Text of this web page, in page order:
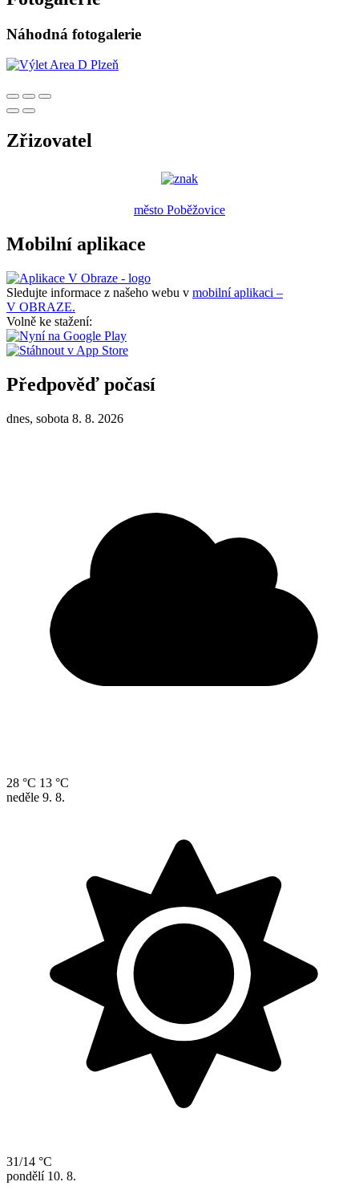
Náhodná fotogalerie
Zřizovatel
město Poběžovice
Mobilní aplikace
Sledujte informace z našeho webu v mobilní aplikaci –
V OBRAZE.
Volně ke stažení:
Předpověď počasí
dnes, sobota 8. 8. 2026
28 °C 13 °C
neděle 9. 8.
31/14 °C
pondělí 10. 8.